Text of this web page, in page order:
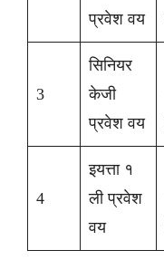
प्रवेश वय
3
सिनियर
केजी
प्रवेश वय
4
इयत्ता १
ली प्रवेश
वय